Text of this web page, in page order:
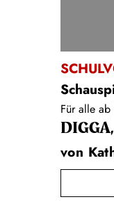
Für alle ab
von